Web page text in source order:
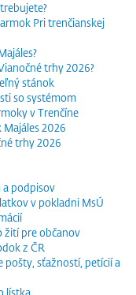
Pri trenčianskej
trhy 2026?
stánok
so systémom
v Trenčíne
Majáles 2026
trhy 2026
a podpisov
v pokladni MsÚ
žití pre občanov
z ČR
pošty, sťažností, petícií a
lístka